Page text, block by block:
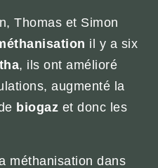
Thomas et Simon
il y a six
, ils ont amélioré
augmenté la
biogaz et donc les
méthanisation dans